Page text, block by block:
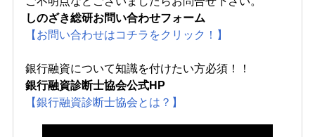
しのざき総研お問い合わせフォーム
【お問い合わせはコチラをクリック！】
銀行融資について知識を付けたい方必須！！
銀行融資診断士協会公式HP
【銀行融資診断士協会とは？】